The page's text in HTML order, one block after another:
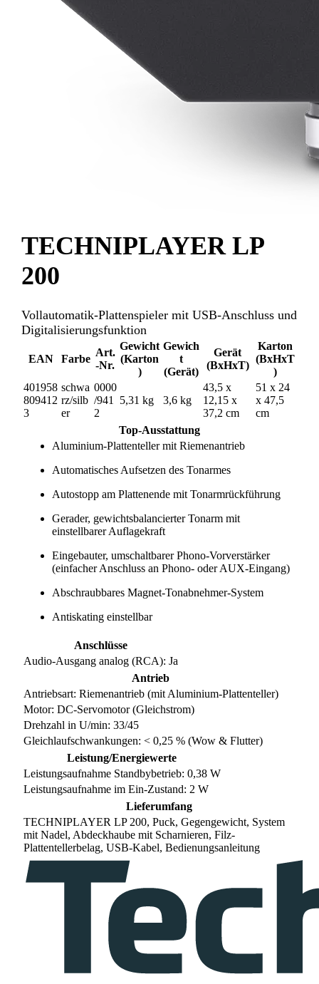
TECHNIPLAYER LP
200
Vollautomatik-Plattenspieler mit USB-Anschluss und
Digitalisierungsfunktion
EAN Farbe
Art.
-Nr.
Gewicht
(Karton
)
Gewich
t
(Gerät)
Gerät
(BxHxT)
Karton
(BxHxT
)
401958
809412
3
schwa
rz/silb
er
0000
/941
2
5,31 kg 3,6 kg
43,5 x
12,15 x
37,2 cm
51 x 24
x 47,5
cm
Top-Ausstattung
Aluminium-Plattenteller mit Riemenantrieb
Automatisches Aufsetzen des Tonarmes
Autostopp am Plattenende mit Tonarmrückführung
Gerader, gewichtsbalancierter Tonarm mit
einstellbarer Auflagekraft
Eingebauter, umschaltbarer Phono-Vorverstärker
(einfacher Anschluss an Phono- oder AUX-Eingang)
Abschraubbares Magnet-Tonabnehmer-System
Antiskating einstellbar
Anschlüsse
Audio-Ausgang analog (RCA): Ja
Antrieb
Antriebsart: Riemenantrieb (mit Aluminium-Plattenteller)
Motor: DC-Servomotor (Gleichstrom)
Drehzahl in U/min: 33/45
Gleichlaufschwankungen: < 0,25 % (Wow & Flutter)
Leistung/Energiewerte
Leistungsaufnahme Standbybetrieb: 0,38 W
Leistungsaufnahme im Ein-Zustand: 2 W
Lieferumfang
TECHNIPLAYER LP 200, Puck, Gegengewicht, System
mit Nadel, Abdeckhaube mit Scharnieren, Filz-
Plattentellerbelag, USB-Kabel, Bedienungsanleitung